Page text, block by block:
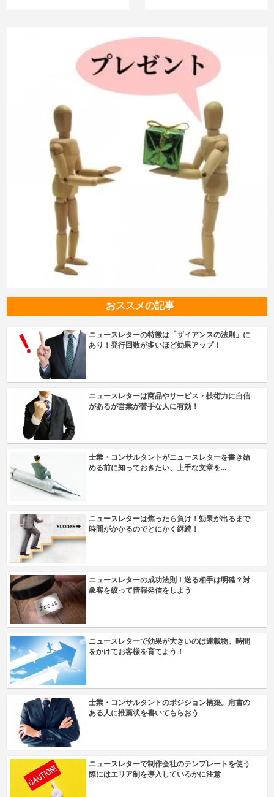
おススメの記事
ニュースレターの特徴は「ザイアンスの法則」に
あり！発行回数が多いほど効果アップ！
ニュースレターは商品やサービス・技術力に自信
があるが営業が苦手な人に有効！
士業・コンサルタントがニュースレターを書き始
める前に知っておきたい、上手な文章を...
ニュースレターは焦ったら負け！効果が出るまで
時間がかかるのでとにかく継続！
ニュースレターの成功法則！送る相手は明確？対
象客を絞って情報発信をしよう
ニュースレターで効果が大きいのは連載物。時間
をかけてお客様を育てよう！
士業・コンサルタントのポジション構築。肩書の
ある人に推薦状を書いてもらおう
ニュースレターで制作会社のテンプレートを使う
際にはエリア制を導入しているかに注意